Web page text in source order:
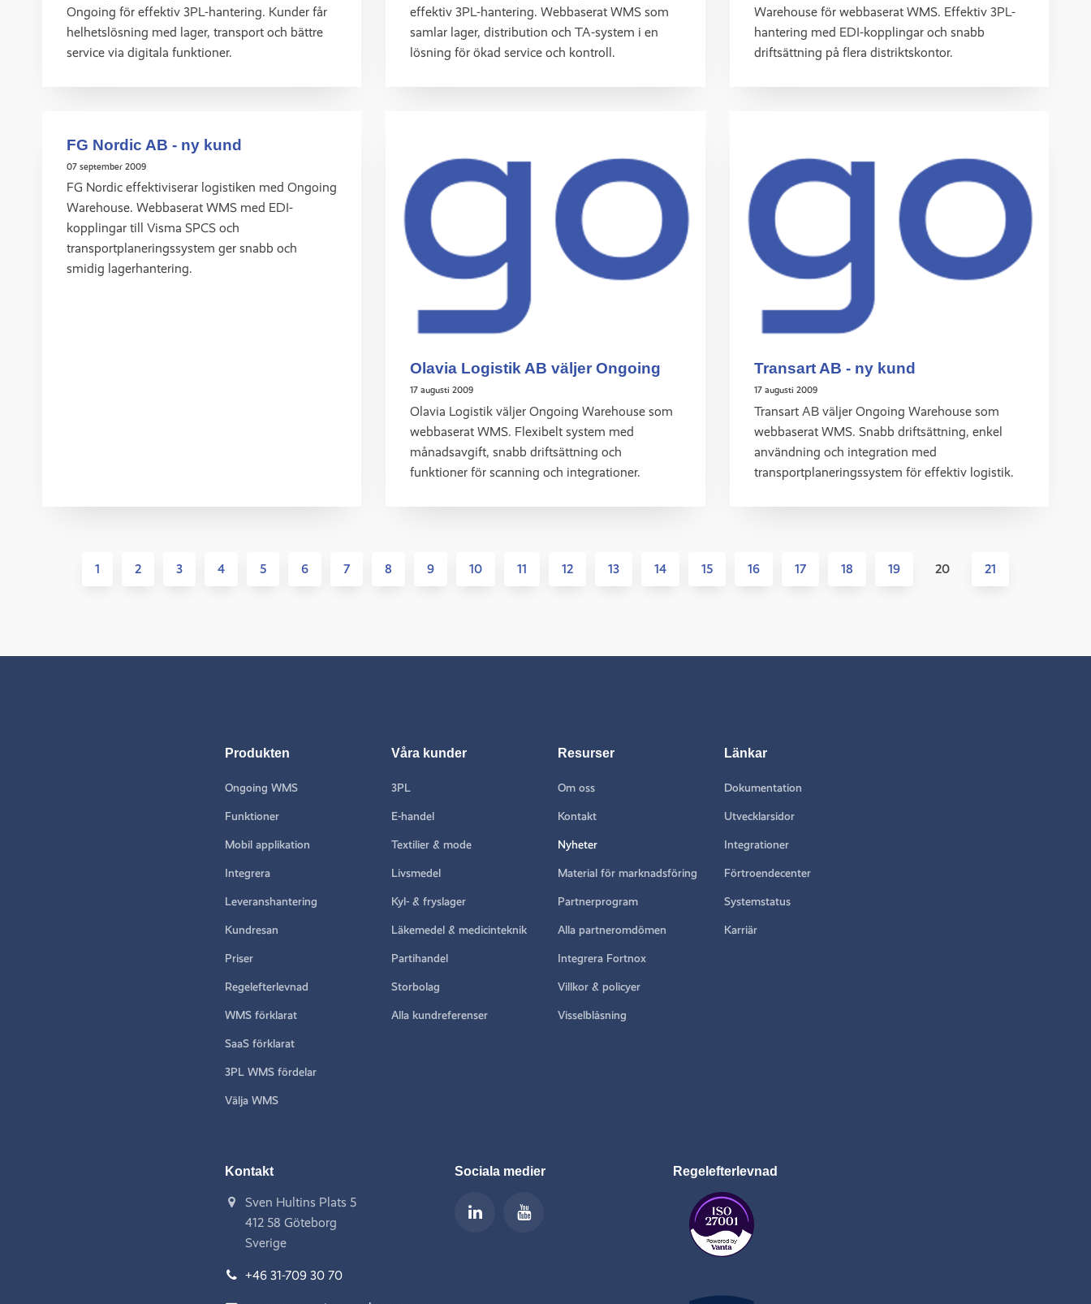
Ongoing för effektiv 3PL-hantering. Kunder får
helhetslösning med lager, transport och bättre
service via digitala funktioner.
effektiv 3PL-hantering. Webbaserat WMS som
samlar lager, distribution och TA-system i en
lösning för ökad service och kontroll.
Warehouse för webbaserat WMS. Effektiv 3PL-
hantering med EDI-kopplingar och snabb
driftsättning på flera distriktskontor.
FG Nordic AB - ny kund
07 september 2009
FG Nordic effektiviserar logistiken med Ongoing
Warehouse. Webbaserat WMS med EDI-
kopplingar till Visma SPCS och
transportplaneringssystem ger snabb och
smidig lagerhantering.
Olavia Logistik AB väljer Ongoing
17 augusti 2009
Olavia Logistik väljer Ongoing Warehouse som
webbaserat WMS. Flexibelt system med
månadsavgift, snabb driftsättning och
funktioner för scanning och integrationer.
Transart AB - ny kund
17 augusti 2009
Transart AB väljer Ongoing Warehouse som
webbaserat WMS. Snabb driftsättning, enkel
användning och integration med
transportplaneringssystem för effektiv logistik.
1 2 3 4 5 6 7 8 9 10 11 12 13 14 15 16 17 18 19 20 21
Produkten
Ongoing WMS
Funktioner
Mobil applikation
Integrera
Leveranshantering
Kundresan
Priser
Regelefterlevnad
WMS förklarat
SaaS förklarat
3PL WMS fördelar
Välja WMS
Våra kunder
3PL
E-handel
Textilier & mode
Livsmedel
Kyl- & fryslager
Läkemedel & medicinteknik
Partihandel
Storbolag
Alla kundreferenser
Resurser
Om oss
Kontakt
Nyheter
Material för marknadsföring
Partnerprogram
Alla partneromdömen
Integrera Fortnox
Villkor & policyer
Visselblåsning
Länkar
Dokumentation
Utvecklarsidor
Integrationer
Förtroendecenter
Systemstatus
Karriär
Kontakt
Sven Hultins Plats 5
412 58 Göteborg
Sverige
+46 31-709 30 70
Sociala medier Regelefterlevnad